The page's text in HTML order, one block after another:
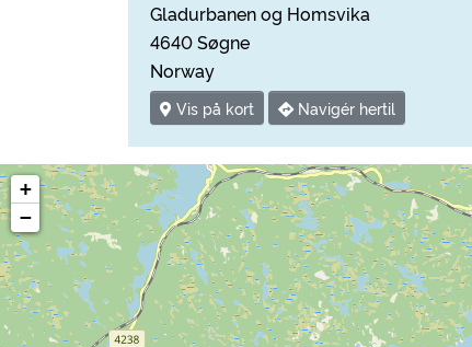
Gladurbanen og Homsvika
4640 Søgne
Norway
Vis på kort Navigér hertil
+
−